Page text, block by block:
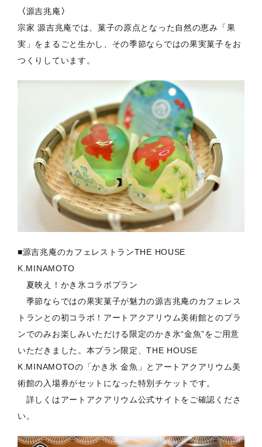
〈源吉兆庵 〉
宗家 源吉兆庵では、菓子の原点となった自然の恵み「果
実」をまるごと生かし、その季節ならではの果実菓子をお
つくりしています。
■源吉兆庵のカフェレストランTHE HOUSE
K.MINAMOTO
夏映え！かき氷コラボプラン
季節ならではの果実菓子が魅力の源吉兆庵のカフェレス
トランとの初コラボ！アートアクアリウム美術館とのプラ
ンでのみお楽しみいただける限定のかき氷“金魚”をご用意
いただきました。本プラン限定、THE HOUSE
K.MINAMOTOの「かき氷 金魚」とアートアクアリウム美
術館の入場券がセットになった特別チケットです。
詳しくはアートアクアリウム公式サイトをご確認くださ
い。